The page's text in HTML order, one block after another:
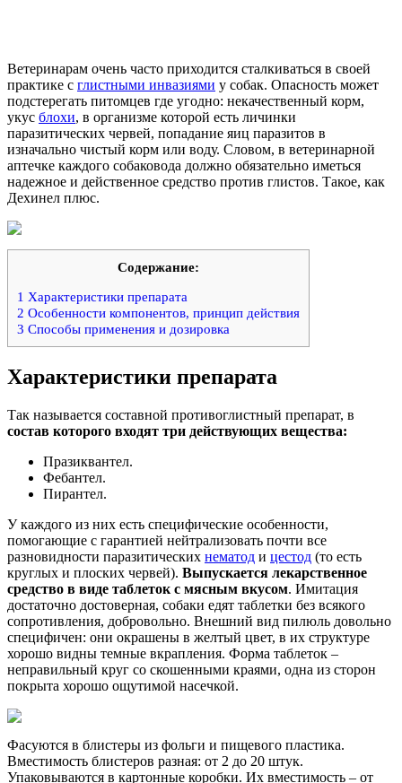
Ветеринарам очень часто приходится сталкиваться в своей
практике с глистными инвазиями у собак. Опасность может
подстерегать питомцев где угодно: некачественный корм,
укус блохи, в организме которой есть личинки
паразитических червей, попадание яиц паразитов в
изначально чистый корм или воду. Словом, в ветеринарной
аптечке каждого собаковода должно обязательно иметься
надежное и действенное средство против глистов. Такое, как
Дехинел плюс.
Содержание:
1 Характеристики препарата
2 Особенности компонентов, принцип действия
3 Способы применения и дозировка
Характеристики препарата
Так называется составной противоглистный препарат, в
состав которого входят три действующих вещества:
Празиквантел.
Фебантел.
Пирантел.
У каждого из них есть специфические особенности,
помогающие с гарантией нейтрализовать почти все
разновидности паразитических нематод и цестод (то есть
круглых и плоских червей). Выпускается лекарственное
средство в виде таблеток с мясным вкусом. Имитация
достаточно достоверная, собаки едят таблетки без всякого
сопротивления, добровольно. Внешний вид пилюль довольно
специфичен: они окрашены в желтый цвет, в их структуре
хорошо видны темные вкрапления. Форма таблеток –
неправильный круг со скошенными краями, одна из сторон
покрыта хорошо ощутимой насечкой.
Фасуются в блистеры из фольги и пищевого пластика.
Вместимость блистеров разная: от 2 до 20 штук.
Упаковываются в картонные коробки. Их вместимость – от